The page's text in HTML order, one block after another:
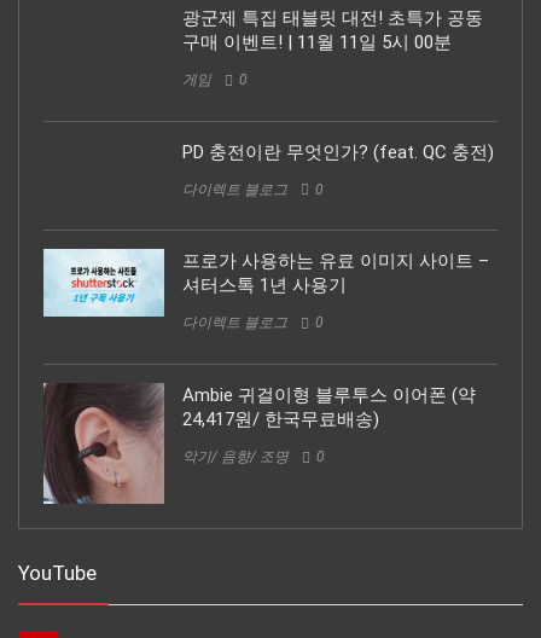
광군제 특집 태블릿 대전! 초특가 공동
구매 이벤트! | 11월 11일 5시 00분
게임 0
PD 충전이란 무엇인가? (feat. QC 충전)
다이렉트 블로그 0
프로가 사용하는 유료 이미지 사이트 –
셔터스톡 1년 사용기
다이렉트 블로그 0
Ambie 귀걸이형 블루투스 이어폰 (약
24,417원/ 한국무료배송)
악기/ 음향/ 조명 0
YouTube